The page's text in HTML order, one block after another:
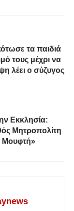
τα παιδιά
τους μέχρι να
λέει ο σύζυγος
Εκκλησία:
Μητροπολίτη
Μουφτή»